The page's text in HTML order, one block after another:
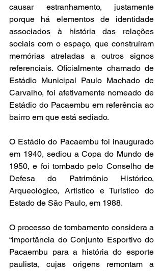
causar estranhamento, justamente
porque há elementos de identidade
associados à história das relações
sociais com o espaço, que construíram
memórias atreladas a outros signos
referenciais. Oficialmente chamado de
Estádio Municipal Paulo Machado de
Carvalho, foi afetivamente nomeado de
Estádio do Pacaembu em referência ao
bairro em que está sediado.
O Estádio do Pacaembu foi inaugurado
em 1940, sediou a Copa do Mundo de
1950, e foi tombado pelo Conselho de
Defesa do Patrimônio Histórico,
Arqueológico, Artístico e Turístico do
Estado de São Paulo, em 1988.
O processo de tombamento considera a
“importância do Conjunto Esportivo do
Pacaembu para a história do esporte
paulista, cujas origens remontam a